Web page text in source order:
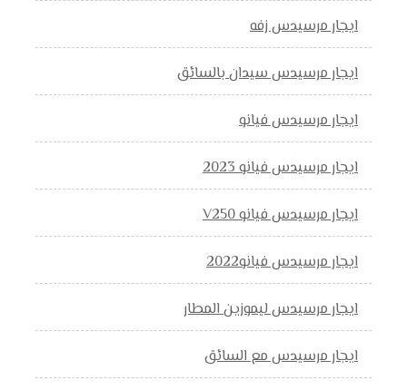
ايجار مرسيدس زفه
ايجار مرسيدس سيدان بالسائق
ايجار مرسيدس فيانو
ايجار مرسيدس فيانو 2023
ايجار مرسيدس فيانو V250
ايجار مرسيدس فيانو2022
ايجار مرسيدس ليموزين المطار
ايجار مرسيدس مع السائق